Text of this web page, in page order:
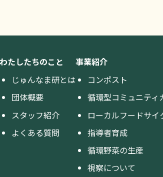
わたしたちのこと
じゅんなま研とは
団体概要
スタッフ紹介
よくある質問
事業紹介
コンポスト
循環型コミュニティ
ローカルフードサイ
指導者育成
循環野菜の生産
視察について